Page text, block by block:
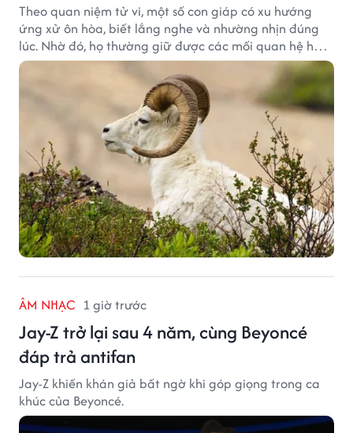
Theo quan niệm tử vi, một số con giáp có xu hướng
ứng xử ôn hòa, biết lắng nghe và nhường nhịn đúng
lúc. Nhờ đó, họ thường giữ được các mối quan hệ hài
hòa và nhận được sự yêu mến từ những người xung
ÂM NHẠC 1 giờ trước
Jay-Z trở lại sau 4 năm, cùng Beyoncé
đáp trả antifan
Jay-Z khiến khán giả bất ngờ khi góp giọng trong ca
khúc của Beyoncé.